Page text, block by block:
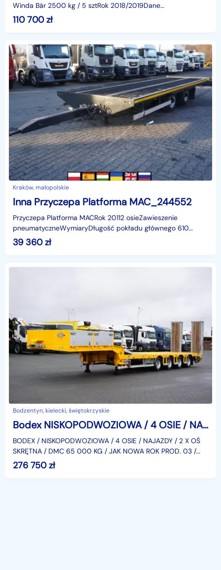
Winda Bär 2500 kg / 5 sztRok 2018/2019Dane
techniczneDMC 18000 kgWaga 7020 kgŁadowność 10980
kg2 Osie
110 700zł
Kraków, małopolskie
Inna Przyczepa Platforma MAC_244552
Przyczepa Platforma MACRok 20112 osieZawieszenie
pneumatyczneWymiaryDługość pokładu głównego 610
cmDługość w stanie rozciągniętym 760 cmSzerokość 253
cmWysokość
39 360zł
Bodzentyn, kielecki, świętokrzyskie
Bodex NISKOPODWOZIOWA / 4 OSIE / NAJAZDY / 2 X OŚ SKRĘTNA / DMC 65 000 KG JAK NOW
BODEX / NISKOPODWOZIOWA / 4 OSIE / NAJAZDY / 2 X OŚ
SKRĘTNA / DMC 65 000 KG / JAK NOWA ROK PROD. 03 /
2024 NR VIN: SVSNN4000RS000003 4 OSIE, OSIE SAF, ABS,
HAMU
276 750zł